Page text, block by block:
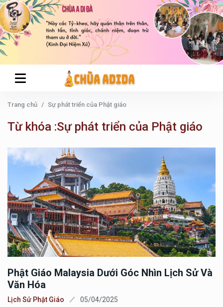
Trang chủ Sự phát triển của Phật giáo
Từ khóa :Sự phát triển của Phật giáo
Phật Giáo Malaysia Dưới Góc Nhìn Lịch Sử Và
Văn Hóa
Lịch Sử Phật Giáo 05/04/2025